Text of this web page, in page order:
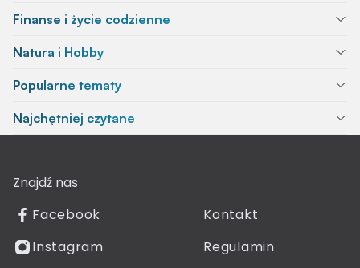
Finanse i życie codzienne
Natura i Hobby
Popularne tematy
Najchętniej czytane
Znajdź nas
Facebook
Instagram
Kontakt
Regulamin